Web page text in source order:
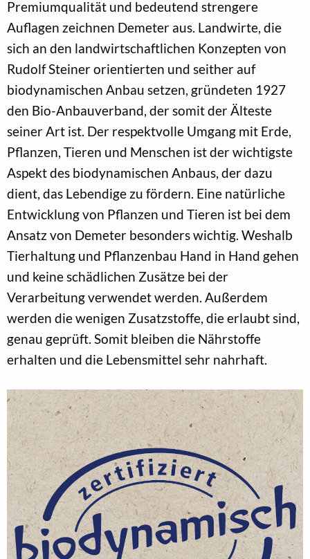
Premiumqualität und bedeutend strengere
Auflagen zeichnen Demeter aus. Landwirte, die
sich an den landwirtschaftlichen Konzepten von
Rudolf Steiner orientierten und seither auf
biodynamischen Anbau setzen, gründeten 1927
den Bio-Anbauverband, der somit der Älteste
seiner Art ist. Der respektvolle Umgang mit Erde,
Pflanzen, Tieren und Menschen ist der wichtigste
Aspekt des biodynamischen Anbaus, der dazu
dient, das Lebendige zu fördern. Eine natürliche
Entwicklung von Pflanzen und Tieren ist bei dem
Ansatz von Demeter besonders wichtig. Weshalb
Tierhaltung und Pflanzenbau Hand in Hand gehen
und keine schädlichen Zusätze bei der
Verarbeitung verwendet werden. Außerdem
werden die wenigen Zusatzstoffe, die erlaubt sind,
genau geprüft. Somit bleiben die Nährstoffe
erhalten und die Lebensmittel sehr nahrhaft.